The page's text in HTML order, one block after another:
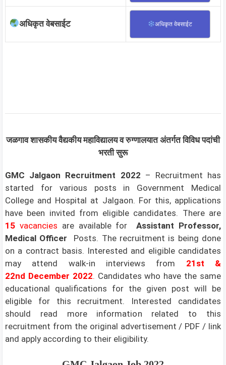
अधिकृत वेबसाईट अधिकृत वेबसाईट
जळगाव शासकीय वैद्यकीय महाविद्यालय व रुग्णालयातअंतर्गत विविध पदांची
भरती सुरू
GMC Jalgaon Recruitment 2022 – Recruitment has
started for various posts in Government Medical
College and Hospital at Jalgaon. For this, applications
have been invited from eligible candidates. There are
15 vacancies are available forAssistant Professor,
Medical Officer
Posts. The recruitment is being done
on a contract basis. Interested and eligible candidates
may attend walk-in interviews from 21st &
22nd December 2022. Candidates who have the same
educational qualifications for the given post will be
eligible for this recruitment. Interested candidates
should read more information related to this
recruitment from the original advertisement / PDF / link
and apply according to their eligibility.